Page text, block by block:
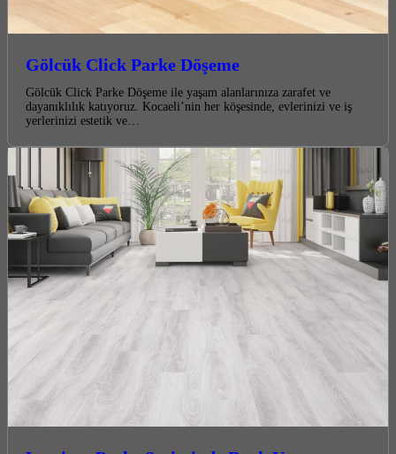
Gölcük Click Parke Döşeme
Gölcük Click Parke Döşeme ile yaşam alanlarınıza zarafet ve
dayanıklılık katıyoruz. Kocaeli’nin her köşesinde, evlerinizi ve iş
yerlerinizi estetik ve…